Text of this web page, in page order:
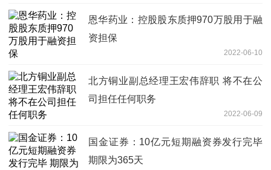
恩华药业：控股股东质押970万股用于融
资担保
2022-06-10
北方铜业副总经理王宏伟辞职 将不在公
司担任任何职务
2022-06-09
国金证券：10亿元短期融资券发行完毕
期限为365天